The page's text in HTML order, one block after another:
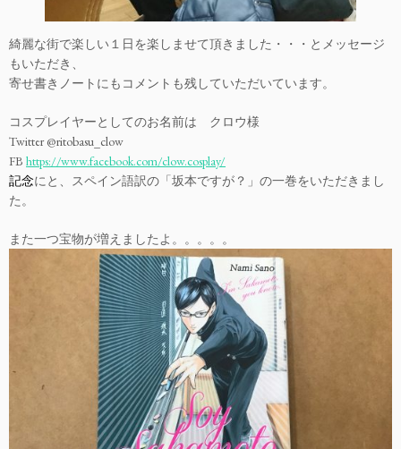
綺麗な街で楽しい１日を楽しませて頂きました・・・とメッセージ
もいただき、
寄せ書きノートにもコメントも残していただいています。
コスプレイヤーとしてのお名前は クロウ様
Twitter @ritobasu_clow
FB https://www.facebook.com/clow.cosplay/
記念にと、スペイン語訳の「坂本ですが？」の一巻をいただきまし
た。
また一つ宝物が増えましたよ。。。。。